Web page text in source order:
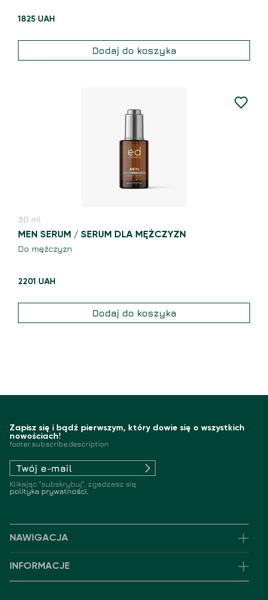
1825 UAH
Dodaj do koszyka
30 ml
MEN SERUM / SERUM DLA MĘŻCZYZN
Do mężczyzn
2201 UAH
Dodaj do koszyka
Zapisz się i bądź pierwszym, który dowie się o wszystkich
nowościach!
footer.subscribe.description
Klikając "subskrybuj", zgadzasz się
polityka prywatności.
NAWIGACJA
INFORMACJE